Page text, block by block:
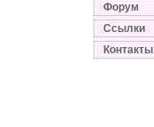
Форум
Ссылки
Контакты